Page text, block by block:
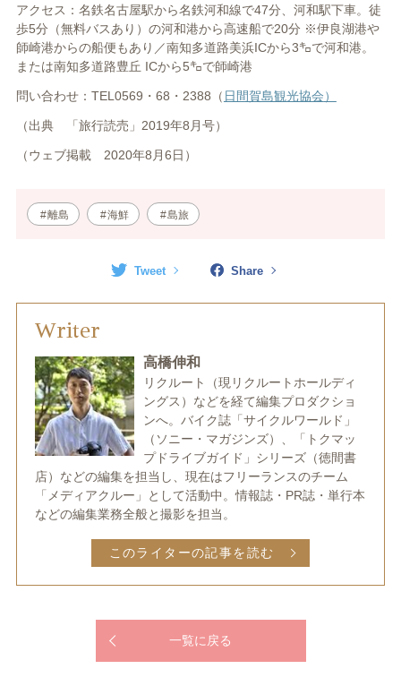
アクセス： 名鉄名古屋駅から名鉄河和線で47分、河和駅下車。徒
歩5分（無料バスあり） の河和港から高速船で20分 ※伊良湖港や
師崎港からの船便もあり／南知多道路美浜ICから3㌔で河和港。
または南知多道路豊丘 ICから5㌔で師崎港
問い合わせ： TEL 0569 ・ 68 ・ 2388（ 日間賀島観光協会）
（出典 「旅行読売」2019年8月号）
（ウェブ掲載 2020年8月6日）
離島 海鮮 島旅
Tweet Share
Writer
高橋伸和
リクルート（現リクルートホールディ
ングス）などを経て編集プロダクショ
ンへ。バイク誌「サイクルワールド」
（ソニー・マガジンズ）、「トクマッ
プドライブガイド」シリーズ（徳間書
店）などの編集を担当し、現在はフリーランスのチーム
「メディアクルー」として活動中。情報誌・PR誌・単行本
などの編集業務全般と撮影を担当。
このライターの記事を読む
一覧に戻る